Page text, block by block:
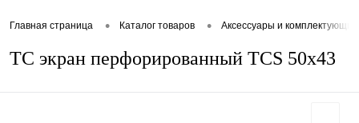
Главная страница • Каталог товаров • Аксессуары и комплектующие
TC экран перфорированный TCS 50x43